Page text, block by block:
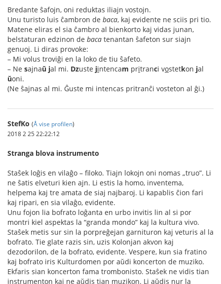
Bredante ŝafojn, oni reduktas iliajn vostojn.
Unu turisto luis ĉambron de baca, kaj evidente ne sciis pri tio.
Matene eliras el sia ĉambro al bienkorto kaj vidas junan,
belstaturan edzinon de baca tenantan ŝafeton sur siajn
genuoj. Li diras provoke:
– Mi volus troviĝi en la loko de tiu ŝafeto.
– Ne sajnaŭ jal mi. Dzuste jintencam pritranci vostetkon jal
ŭoni.
(Ne ŝajnas al mi. Ĝuste mi intencas pritranĉi vosteton al ĝi.)
StefKo (Å vise profilen)
2018 2 25 22:22:12
Stranga blova instrumento
Staŝek loĝis en vilaĝo – filoko. Tiajn lokojn oni nomas „truo”. Li
ne ŝatis elveturi kien ajn. Li estis la homo, inventema,
helpema kaj tre amata de siaj najbaroj. Li kapablis ĉion fari
kaj ripari, en sia vilaĝo, evidente.
Unu fojon lia bofrato loĝanta en urbo invitis lin al si por
montri kiel aspektas la “granda mondo” kaj la kultura vivo.
Staŝek metis sur sin la porpreĝejan garnituron kaj veturis al la
bofrato. Tie glate razis sin, uzis Kolonjan akvon kaj
dezodorilon, de la bofrato, evidente. Vespere, kun sia fratino
kaj bofrato iris Kulturdomen por aŭdi koncerton de muziko.
Ekfaris sian koncerton fama trombonisto. Staŝek ne vidis tian
instrumenton kaj ne aŭdis tian muzikon. Li aŭdis nur la